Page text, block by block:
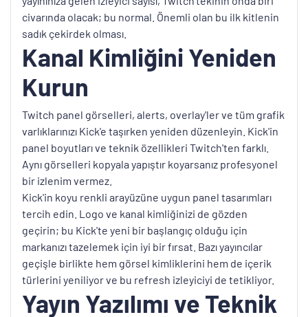
civarında olacak; bu normal. Önemli olan bu ilk kitlenin
sadık çekirdek olması.
Kanal Kimliğini Yeniden
Kurun
Twitch panel görselleri, alerts, overlay'ler ve tüm grafik
varlıklarınızı Kick'e taşırken yeniden düzenleyin. Kick'in
panel boyutları ve teknik özellikleri Twitch'ten farklı.
Aynı görselleri kopyala yapıştır koyarsanız profesyonel
bir izlenim vermez.
Kick'in koyu renkli arayüzüne uygun panel tasarımları
tercih edin. Logo ve kanal kimliğinizi de gözden
geçirin; bu Kick'te yeni bir başlangıç olduğu için
markanızı tazelemek için iyi bir fırsat. Bazı yayıncılar
geçişle birlikte hem görsel kimliklerini hem de içerik
türlerini yeniliyor ve bu refresh izleyiciyi de tetikliyor.
Yayın Yazılımı ve Teknik